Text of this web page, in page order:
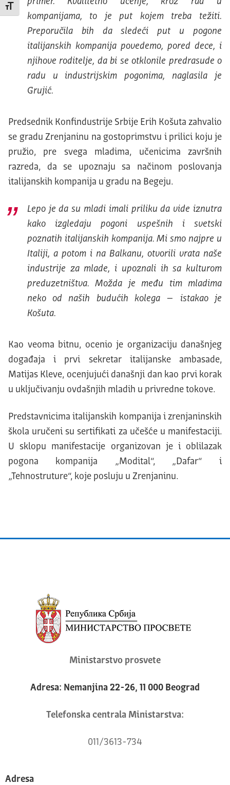
Promeni veličinu slova
kompanijama, to je put kojem treba težiti.
Preporučila bih da sledeći put u pogone
italijanskih kompanija povedemo, pored dece, i
njihove roditelje, da bi se otklonile predrasude o
radu u industrijskim pogonima, naglasila je
Grujić.
Predsednik Konfindustrije Srbije Erih Košuta zahvalio
se gradu Zrenjaninu na gostoprimstvu i prilici koju je
pružio, pre svega mladima, učenicima završnih
razreda, da se upoznaju sa načinom poslovanja
italijanskih kompanija u gradu na Begeju.
Lepo je da su mladi imali priliku da vide iznutra
kako izgledaju pogoni uspešnih i svetski
poznatih italijanskih kompanija. Mi smo najpre u
Italiji, a potom i na Balkanu, otvorili vrata naše
industrije za mlade, i upoznali ih sa kulturom
preduzetništva. Možda je među tim mladima
neko od naših budućih kolega – istakao je
Košuta.
Kao veoma bitnu, ocenio je organizaciju današnjeg
događaja i prvi sekretar italijanske ambasade,
Matijas Kleve, ocenjujući današnji dan kao prvi korak
u uključivanju ovdašnjih mladih u privredne tokove.
Predstavnicima italijanskih kompanija i zrenjaninskih
škola uručeni su sertifikati za učešće u manifestaciji.
U sklopu manifestacije organizovan je i oblilazak
pogona kompanija „Modital“, „Dafar“ i
„Tehnostruture“, koje posluju u Zrenjaninu.
Ministarstvo prosvete
Adresa: Nemanjina 22-26, 11 000 Beograd
Telefonska centrala Ministarstva:
011/3613-734
Adresa